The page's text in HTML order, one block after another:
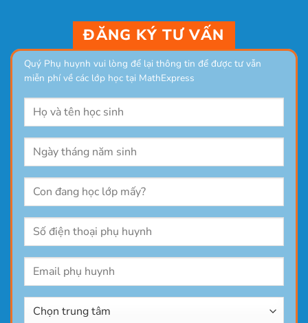
ĐĂNG KÝ TƯ VẤN
Quý Phụ huynh vui lòng để lại thông tin để được tư vẫn
miễn phí về các lớp học tại MathExpress